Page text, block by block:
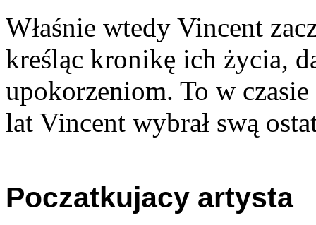
Właśnie wtedy Vincent
kreśląc kronikę ich życia,
upokorzeniom. To w
lat Vincent wybrał swą
Poczatkujacy artysta